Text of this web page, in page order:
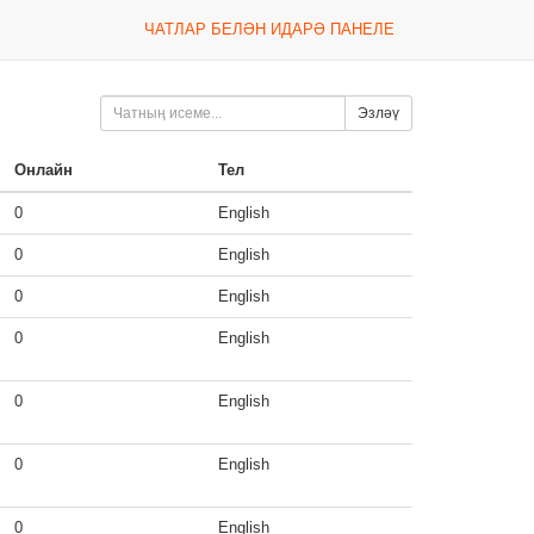
ЧАТЛАР БЕЛӘН ИДАРӘ ПАНЕЛЕ
Эзләү
Онлайн Тел
0 English
0 English
0 English
0 English
0 English
0 English
0 English